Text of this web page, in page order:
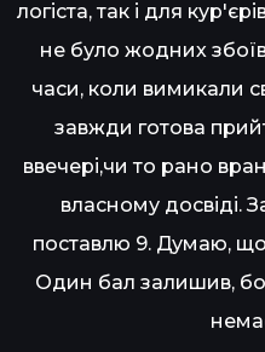
логіста, так і для
не було жодних збоїв
часи, коли вимикали
завжди готова
ввечері,чи то рано
власному досвіді.
поставлю 9. Думаю,
Один бал залишив,